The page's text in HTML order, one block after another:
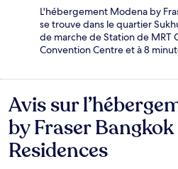
L'hébergement Modena by
se trouve dans le quartier
de marche de Station de MRT
Convention Centre et à 8
Avis
Avis sur
by Fraser
Residences